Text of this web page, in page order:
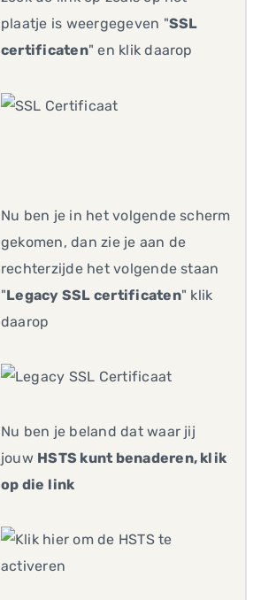
plaatje is weergegeven "SSL
certificaten" en klik daarop
Nu ben je in het volgende scherm
gekomen, dan zie je aan de
rechterzijde het volgende staan
"Legacy SSL certificaten" klik
daarop
Nu ben je beland dat waar jij
jouw HSTS kunt benaderen, klik
op die link